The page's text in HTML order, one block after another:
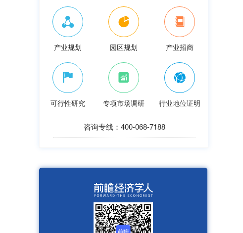
产业规划 园区规划 产业招商
可行性研究 专项市场调研 行业地位证明
咨询专线：400-068-7188